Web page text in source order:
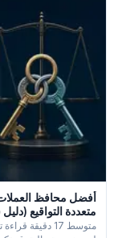
متعددة التواقيع